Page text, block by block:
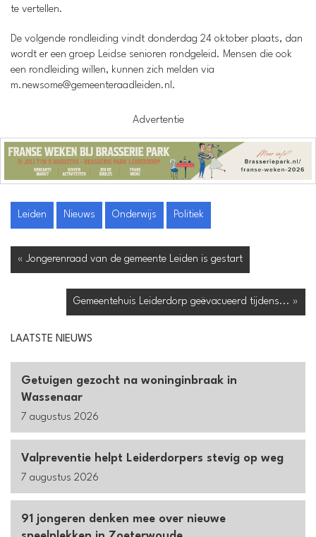
te vertellen.
De volgende rondleiding vindt donderdag 24 oktober plaats, dan
wordt er een groep Leidse senioren rondgeleid. Mensen die ook
een rondleiding willen, kunnen zich melden via
m.newsome@gemeenteraadleiden.nl.
Advertentie
Leiden Nieuws Onderwijs Politiek
« Jongerenraad van de gemeente Leiden is gestart
Gemeentehuis Leiderdorp geëvacueerd tijdens... »
LAATSTE NIEUWS
Getuigen gezocht na woninginbraak in
Wassenaar
7 augustus 2026
Valpreventie helpt Leiderdorpers stevig op weg
7 augustus 2026
91 jongeren denken mee over nieuwe